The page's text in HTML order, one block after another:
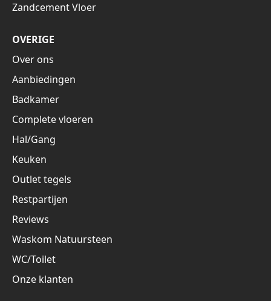
Zandcement Vloer
OVERIGE
Over ons
Aanbiedingen
Badkamer
Complete vloeren
Hal/Gang
Keuken
Outlet tegels
Restpartijen
Reviews
Waskom Natuursteen
WC/Toilet
Onze klanten